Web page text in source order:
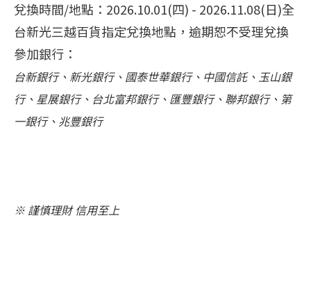
兌換時間/地點：2026.10.01(四) - 2026.11.08(日)全
台新光三越百貨指定兌換地點，逾期恕不受理兌換
參加銀行：
台新銀行、新光銀行、國泰世華銀行、中國信託、玉山銀
行、星展銀行、台北富邦銀行、匯豐銀行、聯邦銀行、第
一銀行、兆豐銀行
※ 謹慎理財 信用至上